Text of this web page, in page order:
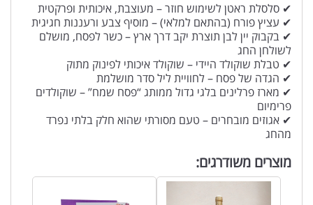
✔ סלסלת ראטן לשימוש חוזר – מעוצבת, איכותית ופרקטית
✔ עציץ פורח (בהתאם למלאי) – מוסיף צבע ורעננות חגיגית
✔ בקבוק יין לבן תוצרת יקב דרך ארץ – כשר לפסח, מושלם
לשולחן החג
✔ טבלת שוקולד היידי – שוקולד איכותי לפינוק מתוק
✔ הגדה של פסח – לחוויית ליל סדר מושלמת
✔ מארז פרלינים בלגי גדול ממותג “פסח שמח” – שוקולדים
פרימיום
✔ אגוזים מובחרים – טעם מסורתי שהוא חלק בלתי נפרד
מהחג
מוצרים משודרגים: